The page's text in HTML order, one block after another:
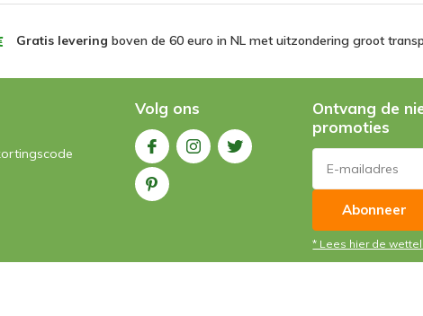
Gratis levering boven de 60 euro in NL met uitzondering groot
Volg ons
Ontvang de
promoties
Abonneer
* Lees hier de